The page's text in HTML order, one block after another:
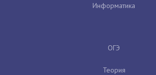
Информатика
ОГЭ
Теория